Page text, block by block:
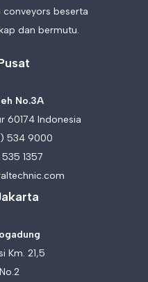
beserta
dan bermutu.
No.3A
60174 Indonesia
534 9000
1357
Km. 21,5